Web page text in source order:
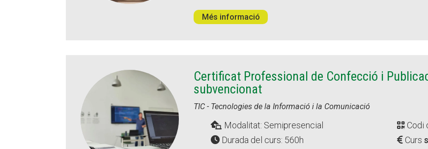
Més informació
Certificat Professional de Confecció i
subvencionat
TIC - Tecnologies de la Informació i la Comunicació
Modalitat: Semipresencial
Codi
Durada del curs: 560h
Curs